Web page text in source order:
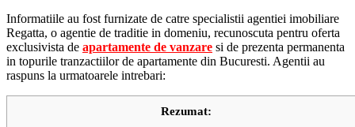
Informatiile au fost furnizate de catre specialistii agentiei imobiliare
Regatta, o agentie de traditie in domeniu, recunoscuta pentru oferta
exclusivista de apartamente de vanzare si de prezenta permanenta
in topurile tranzactiilor de apartamente din Bucuresti. Agentii au
raspuns la urmatoarele intrebari:
Rezumat: